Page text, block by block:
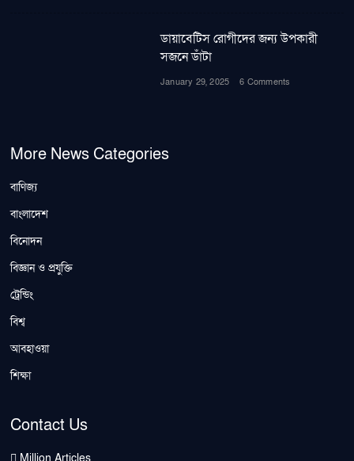
ডায়াবেটিস রোগীদের জন্য উপকারী
সজনে ডাঁটা
January 29, 2025 6 Comments
More News Categories
বাণিজ্য
বাংলাদেশ
বিনোদন
বিজ্ঞান ও প্রযুক্তি
ট্রেন্ডিং
বিশ্ব
আবহাওয়া
শিক্ষা
Contact Us